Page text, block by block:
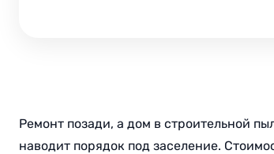
Ремонт позади, а дом в строительной
наводит порядок под заселение.